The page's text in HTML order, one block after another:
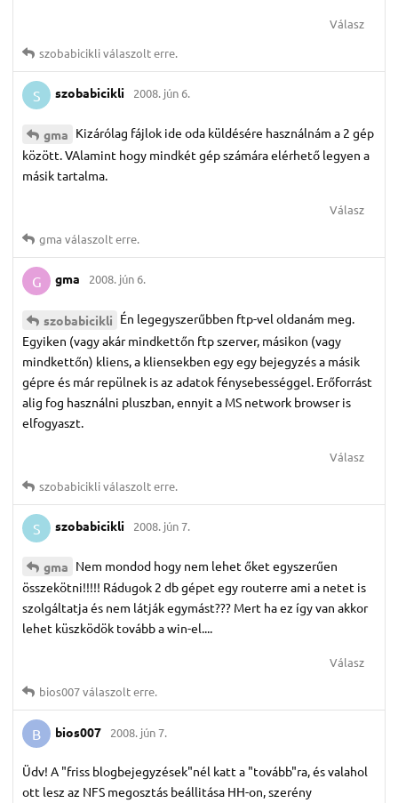
Válasz
szobabicikliválaszolt erre.
S szobabicikli 2008. jún 6.
gma Kizárólag fájlok ide oda küldésére használnám a 2 gép
között. VAlamint hogy mindkét gép számára elérhető legyen a
másik tartalma.
Válasz
gma válaszolt erre.
G gma 2008. jún 6.
szobabicikli Én legegyszerűbben ftp-vel oldanám meg.
Egyiken (vagy akár mindkettőn ftp szerver, másikon (vagy
mindkettőn) kliens, a kliensekben egy egy bejegyzés a másik
gépre és már repülnek is az adatok fénysebességgel. Erőforrást
alig fog használni pluszban, ennyit a MS network browser is
elfogyaszt.
Válasz
szobabicikliválaszolt erre.
S szobabicikli 2008. jún 7.
gma Nem mondod hogy nem lehet őket egyszerűen
összekötni!!!!! Rádugok 2 db gépet egy routerre ami a netet is
szolgáltatja és nem látják egymást??? Mert ha ez így van akkor
lehet küszködök tovább a win-el....
Válasz
bios007válaszolt erre.
B bios007 2008. jún 7.
Üdv! A "friss blogbejegyzések"nél katt a "tovább"ra, és valahol
ott lesz az NFS megosztás beállitása HH-on, szerény